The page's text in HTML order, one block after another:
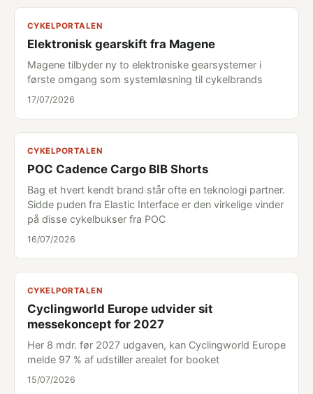
CYKELPORTALEN
Elektronisk gearskift fra Magene
Magene tilbyder ny to elektroniske gearsystemer i
første omgang som systemløsning til cykelbrands
17/07/2026
CYKELPORTALEN
POC Cadence Cargo BIB Shorts
Bag et hvert kendt brand står ofte en teknologi partner.
Sidde puden fra Elastic Interface er den virkelige vinder
på disse cykelbukser fra POC
16/07/2026
CYKELPORTALEN
Cyclingworld Europe udvider sit
messekoncept for 2027
Her 8 mdr. før 2027 udgaven, kan Cyclingworld Europe
melde 97 % af udstiller arealet for booket
15/07/2026